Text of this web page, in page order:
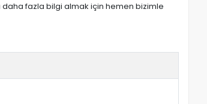
daha fazla bilgi almak için hemen bizimle